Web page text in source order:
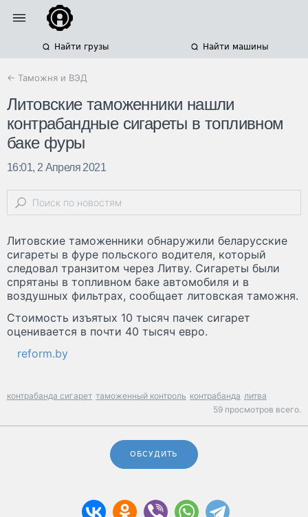
Найти грузы Найти машины
← Таможня и ВЭД
Литовские таможенники нашли
контрабандные сигареты в топливном
баке фуры
16:01, 2 Апреля 2021
Литовские таможенники обнаружили беларусские
сигареты в фуре польского водителя, который
следовал транзитом через Литву. Сигареты были
спрятаны в топливном баке автомобиля и в
воздушных фильтрах, сообщает литовская таможня.
Стоимость изъятых 10 тысяч пачек сигарет
оценивается в почти 40 тысяч евро.
reform.by
контрабанда сигарет таможенный контроль контрабанда литва
59 просмотров всего.
ОБСУДИТЬ